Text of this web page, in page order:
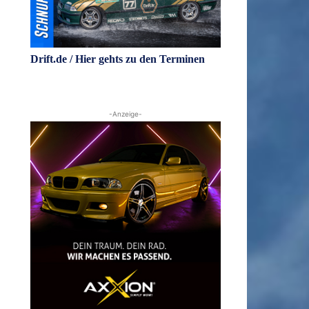
Drift.de / Hier gehts zu den Terminen
-Anzeige-